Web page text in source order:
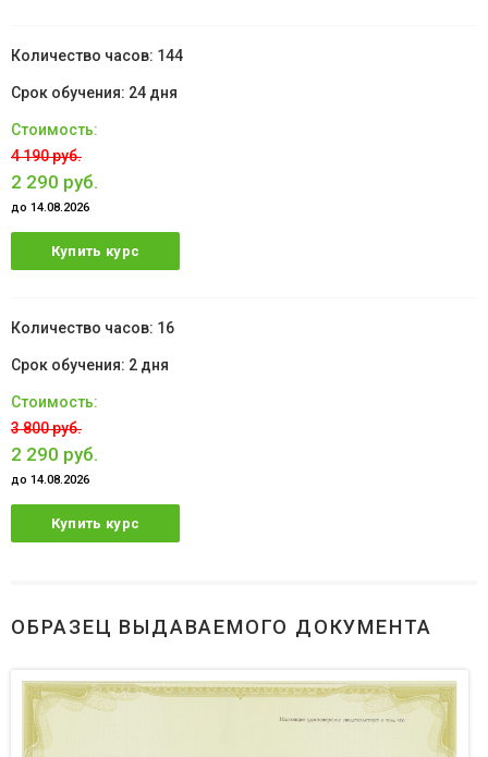
144
24 дня
4 190 руб.
2 290 руб.
до 14.08.2026
Купить курс
16
2 дня
3 800 руб.
2 290 руб.
до 14.08.2026
Купить курс
ОБРАЗЕЦ ВЫДАВАЕМОГО ДОКУМЕНТА